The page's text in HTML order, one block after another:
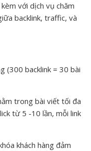
với dịch vụ chăm
backlink, traffic, và
(300 backlink = 30 bài
trong bài viết tối đa
từ 5 -10 lần, mỗi link
khách hàng đảm